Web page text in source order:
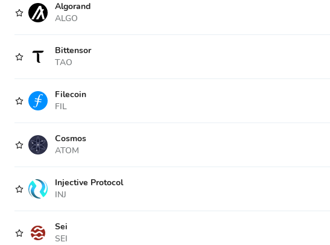
Algorand
ALGO
Bittensor
TAO
Filecoin
FIL
Cosmos
ATOM
Injective Protocol
INJ
Sei
SEI